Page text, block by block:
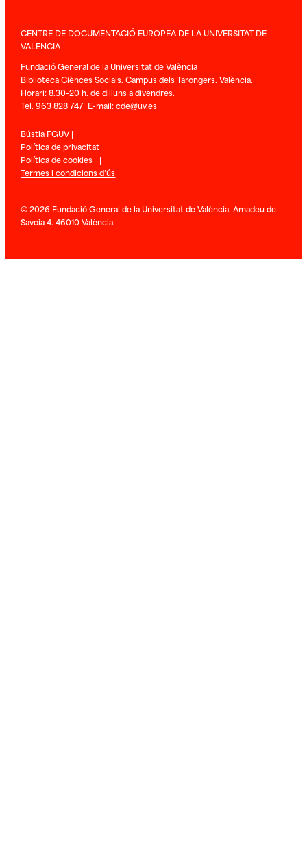
CENTRE DE DOCUMENTACIÓ EUROPEA DE LA UNIVERSITAT DE
VALENCIA
Fundació General de la Universitat de València
Biblioteca Ciènces Socials. Campus dels Tarongers. València.
Horari: 8.30-20 h. de dilluns a divendres.
Tel. 963 828 747 E-mail:cde@uv.es
Bústia FGUV|
Política de privacitat
Política de cookies |
Termes i condicions d’ús
© 2026 Fundació General de la Universitat de València. Amadeu de
Savoia 4. 46010 València.